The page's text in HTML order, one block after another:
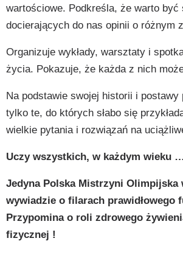
wartościowe. Podkreśla, że warto
docierających do nas opinii o różnym
Organizuje wykłady, warsztaty i
życia. Pokazuje, że każda z nich
Na podstawie swojej historii i
tylko te, do których słabo się
wielkie pytania i rozwiązań na
Uczy wszystkich, w każdym wieku
Jedyna Polska Mistrzyni Olimpijska
wywiadzie o filarach prawidłowego
Przypomina o roli zdrowego
fizycznej !